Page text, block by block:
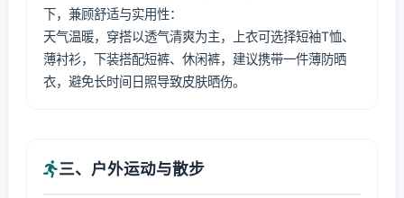
下，兼顾舒适与实用性：
天气温暖，穿搭以透气清爽为主，上衣可选择短袖T恤、
薄衬衫，下装搭配短裤、休闲裤，建议携带一件薄防晒
衣，避免长时间日照导致皮肤晒伤。
三、户外运动与散步